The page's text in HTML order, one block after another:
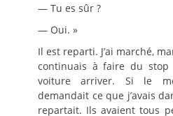
— Tu es sûr ?
— Oui. »
Il est reparti. J’ai marché,
continuais à faire du stop
voiture arriver. Si le
demandait ce que j’avais
repartait. Ils avaient tous